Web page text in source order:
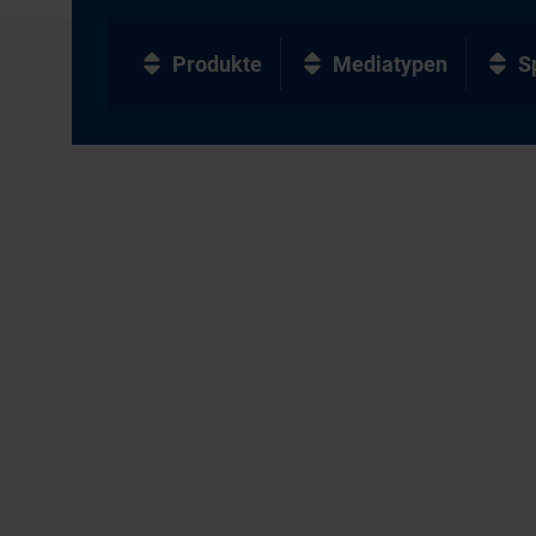
Produkte Mediatypen